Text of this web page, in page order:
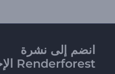
انضم إلى نشرة
Renderforest الإخبارية